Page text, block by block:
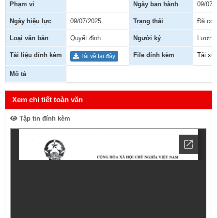
Phạm vi Ngày ban hành 09/07/
Ngày hiệu lực 09/07/2025 Trạng thái Đã có
Loại văn bản Quyết định Người ký
Tài liệu đính kèm Tải về tại đây File đính kèm Tải
Mô tả
Xem chi tiết toàn văn
Tập tin đính kèm